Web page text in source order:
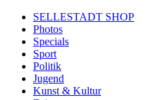
SELLESTADT SHOP
Photos
Specials
Sport
Politik
Jugend
Kunst & Kultur